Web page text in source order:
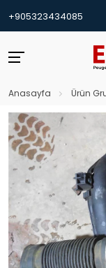
+905323434085
Anasayfa Ürün